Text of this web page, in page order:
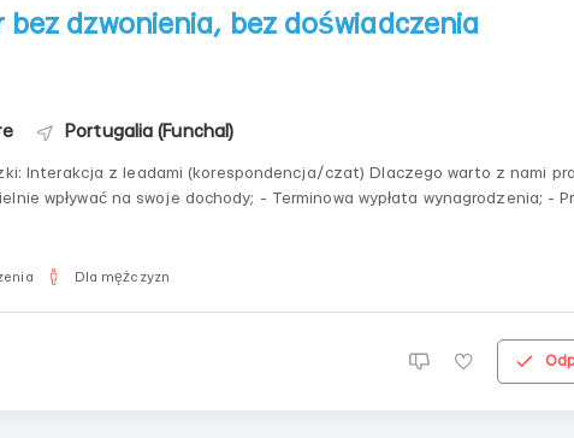
bez dzwonienia, bez doświadczenia
Portugalia (Funchal)
Interakcja z leadami (korespondencja/czat) Dlaczego warto z nami
wpływać na swoje dochody; - Terminowa wypłata wynagrodzenia; -
Dla mężczyzn